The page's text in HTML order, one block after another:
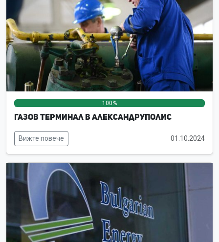
100%
Газов терминал в Александруполис
Вижте повече 01.10.2024